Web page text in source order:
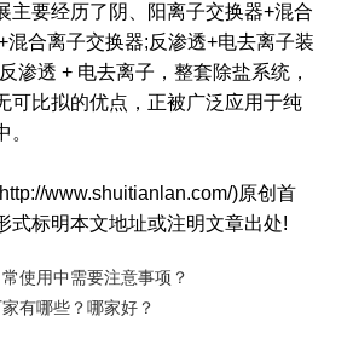
主要经历了阴、阳离子交换器+混合
混合离子交换器;反渗透+电去离子装
渗透 + 电去离子，整套除盐系统，
可比拟的优点，正被广泛应用于纯
www.shuitianlan.com/)原创首
式标明本文地址或注明文章出处!
使用中需要注意事项？
有哪些？哪家好？